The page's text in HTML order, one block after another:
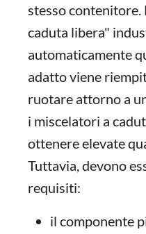
stesso contenitore.
caduta libera"
automaticamente
adatto viene
ruotare attorno a
i miscelatori a
ottenere elevate
Tuttavia, devono
requisiti:
il componente